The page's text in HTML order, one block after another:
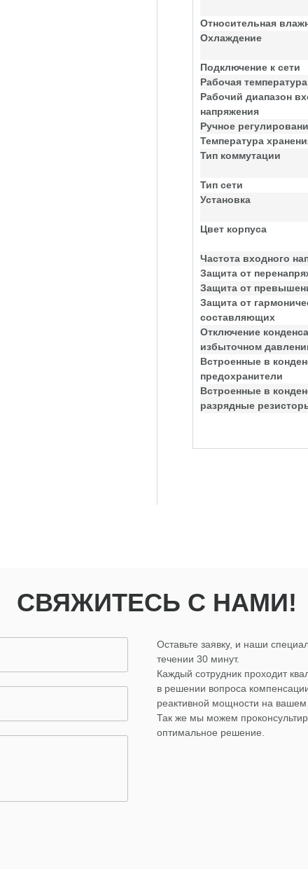
Относительная
Охлаждение
Подключение к сети
Рабочая температура
Рабочий диапазон
напряжения
Ручное
Температура
Тип коммутации
Тип сети
Установка
Цвет корпуса
Частота входного
Защита от
Защита от
Защита от
составляющих
Отключение
избыточном
Встроенные в
предохранители
Встроенные в
разрядные
СВЯЖИТЕСЬ С НАМИ!
Оставьте заявку, и наши
течении 30 минут.
Каждый сотрудник проходит
в решении вопроса
реактивной мощности на вашем
Так же мы можем
оптимальное решение.